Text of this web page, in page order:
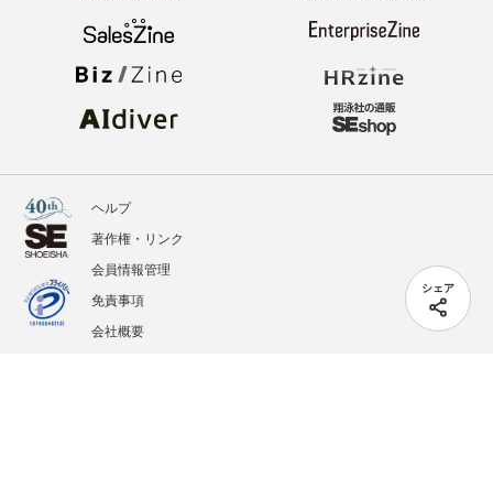
シェア
ヘルプ
著作権・リンク
会員情報管理
免責事項
会社概要